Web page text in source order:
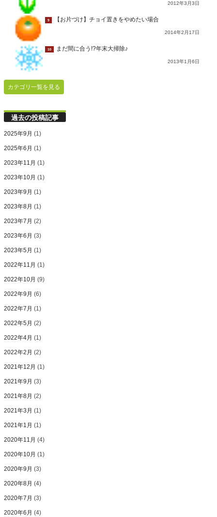
2012年3月3日
9 【お片づけ】チョイ置きをやめたい場合
2014年2月17日
10 まだ間に合う!?年末大掃除♪
2013年1月6日
カテゴリ一覧を見る
過去の投稿記事
2025年9月 (1)
2025年6月 (1)
2023年11月 (1)
2023年10月 (1)
2023年9月 (1)
2023年8月 (1)
2023年7月 (2)
2023年6月 (3)
2023年5月 (1)
2022年11月 (1)
2022年10月 (9)
2022年9月 (6)
2022年7月 (1)
2022年5月 (2)
2022年4月 (1)
2022年2月 (2)
2021年12月 (1)
2021年9月 (3)
2021年8月 (2)
2021年3月 (1)
2021年1月 (1)
2020年11月 (4)
2020年10月 (1)
2020年9月 (3)
2020年8月 (4)
2020年7月 (3)
2020年6月 (4)